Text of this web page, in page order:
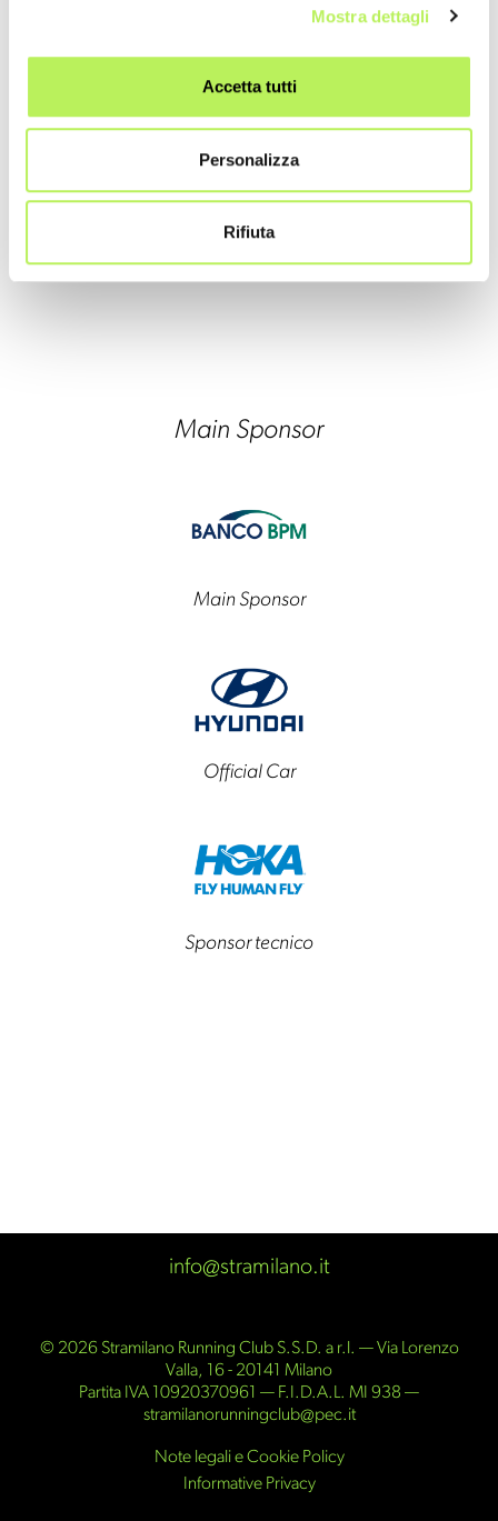
Mostra dettagli
Accetta tutti
Personalizza
Rifiuta
Main Sponsor
Main Sponsor
Official Car
Sponsor tecnico
info@stramilano.it
© 2026 Stramilano Running Club S.S.D. a r.l. — Via Lorenzo
Valla, 16 - 20141 Milano
Partita IVA 10920370961 — F.I.D.A.L. MI 938 —
stramilanorunningclub@pec.it
Note legali e Cookie Policy
Informative Privacy